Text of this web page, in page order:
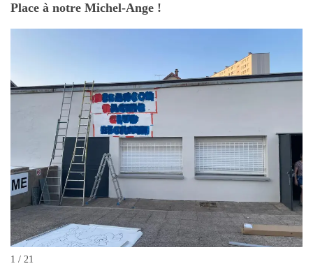
Place à notre Michel-Ange !
1 / 21